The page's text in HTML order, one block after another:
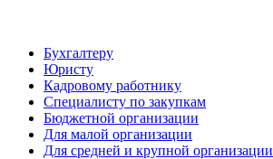
Бухгалтеру
Юристу
Кадровому работнику
Специалисту по закупкам
Бюджетной организации
Для малой организации
Для средней и крупной организации